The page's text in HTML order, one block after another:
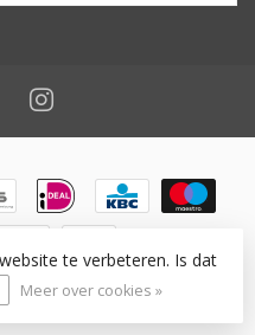
vanworx.eu
te verbeteren. Is dat
Meer over cookies »